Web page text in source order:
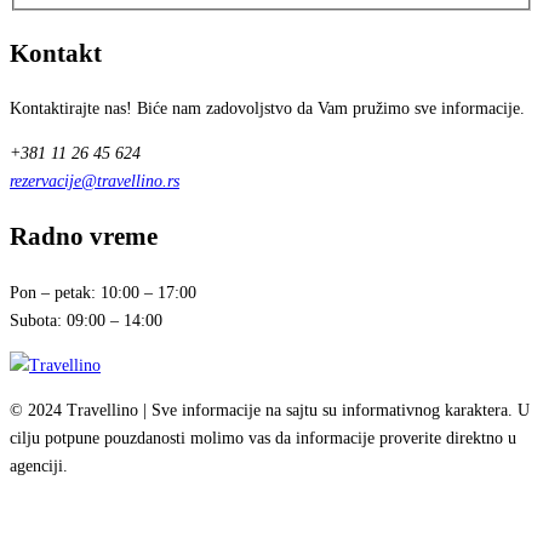
Kontakt
Kontaktirajte nas! Biće nam zadovoljstvo da Vam pružimo sve informacije.
+381 11 26 45 624
rezervacije@travellino.rs
Radno vreme
Pon – petak: 10:00 – 17:00
Subota: 09:00 – 14:00
© 2024 Travellino | Sve informacije na sajtu su informativnog karaktera. U
cilju potpune pouzdanosti molimo vas da informacije proverite direktno u
agenciji.